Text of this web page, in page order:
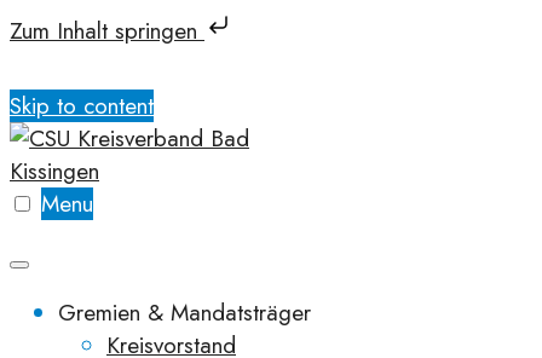
Zum Inhalt springen
Skip to content
Menu
Gremien & Mandatsträger
Kreisvorstand